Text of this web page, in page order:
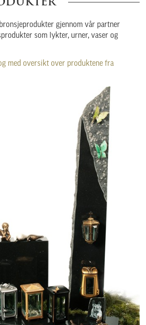
gjennom vår partner
som lykter, urner, vaser og
med oversikt over produktene fra